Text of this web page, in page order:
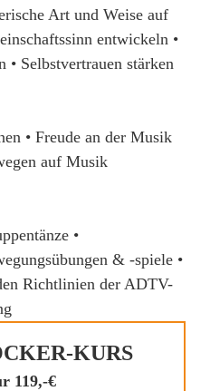
Art und Weise auf
entwickeln •
• Selbstvertrauen stärken
• Freude an der Musik
auf Musik
•
& -spiele •
Richtlinien der ADTV-
KURS
119,-€